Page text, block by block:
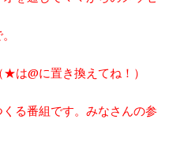
@に置き換えてね！）
る番組です。みなさんの参